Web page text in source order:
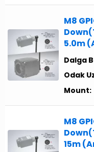
M8
5.0m
Dalga
Odak
Mount:
M8
15m